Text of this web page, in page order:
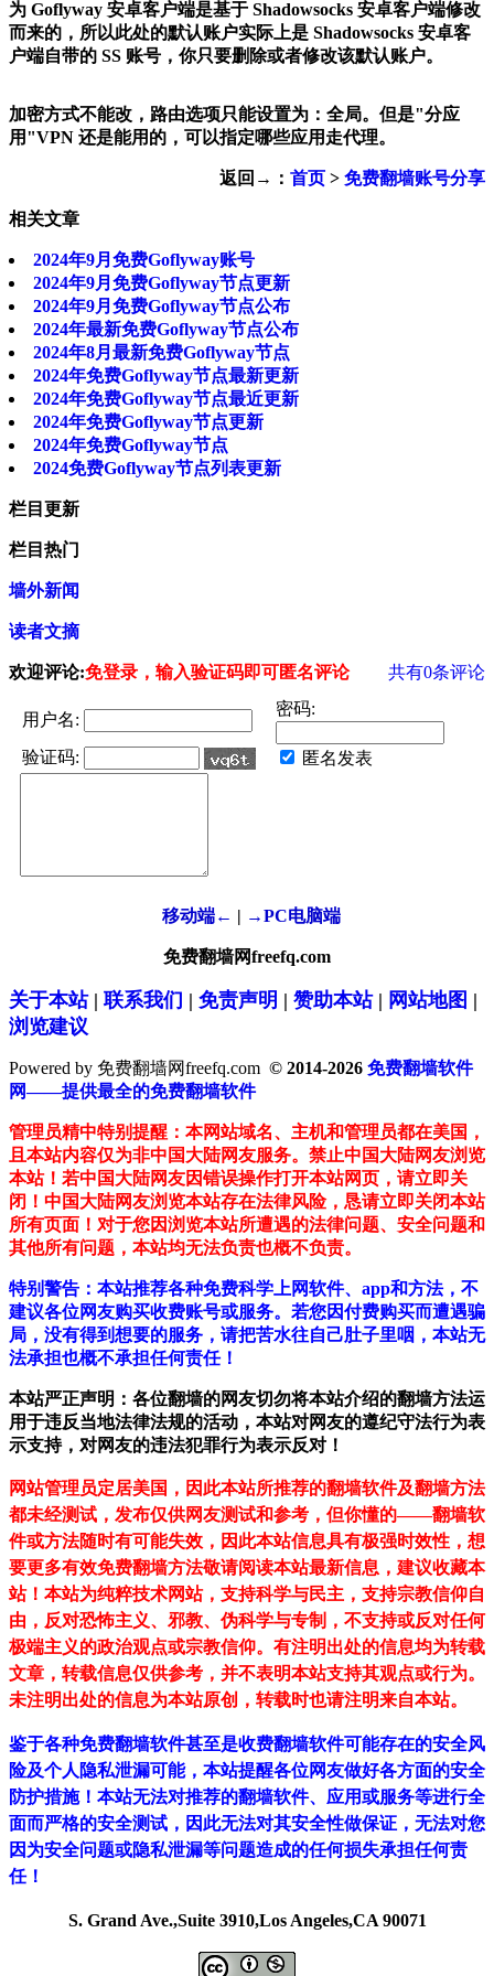
为 Goflyway 安卓客户端是基于 Shadowsocks 安卓客户端修改
而来的，所以此处的默认账户实际上是 Shadowsocks 安卓客
户端自带的 SS 账号，你只要删除或者修改该默认账户。
加密方式不能改，路由选项只能设置为：全局。但是"分应
用"VPN 还是能用的，可以指定哪些应用走代理。
返回→： 首页 > 免费翻墙账号分享
相关文章
2024年9月免费Goflyway账号
2024年9月免费Goflyway节点更新
2024年9月免费Goflyway节点公布
2024年最新免费Goflyway节点公布
2024年8月最新免费Goflyway节点
2024年免费Goflyway节点最新更新
2024年免费Goflyway节点最近更新
2024年免费Goflyway节点更新
2024年免费Goflyway节点
2024免费Goflyway节点列表更新
栏目更新
栏目热门
墙外新闻
读者文摘
欢迎评论:免登录，输入验证码即可匿名评论 共有0条评论
用户名:
密码:
验证码: 匿名发表
移动端← | →PC电脑端
免费翻墙网freefq.com
关于本站| 联系我们 | 免责声明 | 赞助本站| 网站地图 |
浏览建议
Powered by 免费翻墙网freefq.com © 2014-2026 免费翻墙软件
网——提供最全的免费翻墙软件
管理员精中特别提醒：本网站域名、主机和管理员都在美国，
且本站内容仅为非中国大陆网友服务。禁止中国大陆网友浏览
本站！若中国大陆网友因错误操作打开本站网页，请立即关
闭！中国大陆网友浏览本站存在法律风险，恳请立即关闭本站
所有页面！对于您因浏览本站所遭遇的法律问题、安全问题和
其他所有问题，本站均无法负责也概不负责。
特别警告：本站推荐各种免费科学上网软件、app和方法，不
建议各位网友购买收费账号或服务。若您因付费购买而遭遇骗
局，没有得到想要的服务，请把苦水往自己肚子里咽，本站无
法承担也概不承担任何责任！
本站严正声明：各位翻墙的网友切勿将本站介绍的翻墙方法运
用于违反当地法律法规的活动，本站对网友的遵纪守法行为表
示支持，对网友的违法犯罪行为表示反对！
网站管理员定居美国，因此本站所推荐的翻墙软件及翻墙方法
都未经测试，发布仅供网友测试和参考，但你懂的——翻墙软
件或方法随时有可能失效，因此本站信息具有极强时效性，想
要更多有效免费翻墙方法敬请阅读本站最新信息，建议收藏本
站！ 本站为纯粹技术网站，支持科学与民主，支持宗教信仰自
由，反对恐怖主义、邪教、伪科学与专制，不支持或反对任何
极端主义的政治观点或宗教信仰。有注明出处的信息均为转载
文章，转载信息仅供参考，并不表明本站支持其观点或行为。
未注明出处的信息为本站原创，转载时也请注明来自本站。
鉴于各种免费翻墙软件甚至是收费翻墙软件可能存在的安全风
险及个人隐私泄漏可能，本站提醒各位网友做好各方面的安全
防护措施！本站无法对推荐的翻墙软件、应用或服务等进行全
面而严格的安全测试，因此无法对其安全性做保证，无法对您
因为安全问题或隐私泄漏等问题造成的任何损失承担任何责
任！
S. Grand Ave.,Suite 3910,Los Angeles,CA 90071